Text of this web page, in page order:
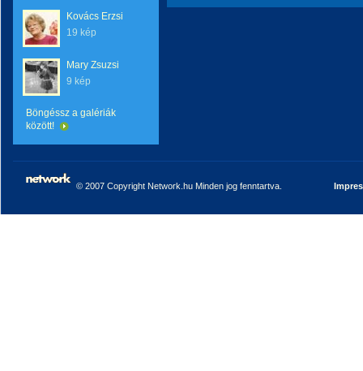
Kovács Erzsi
19 kép
Mary Zsuzsi
9 kép
Böngéssz a galériák
között!
© 2007 Copyright Network.hu Minden jog fenntartva.